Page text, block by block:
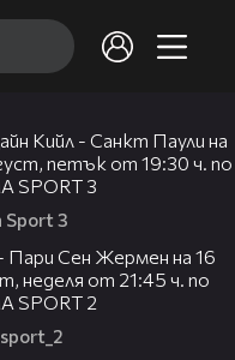
Кийл - Санкт Паули на
петък от 19:30 ч. по
SPORT 3
Sport 3
Пари Сен Жермен на 16
неделя от 21:45 ч. по
SPORT 2